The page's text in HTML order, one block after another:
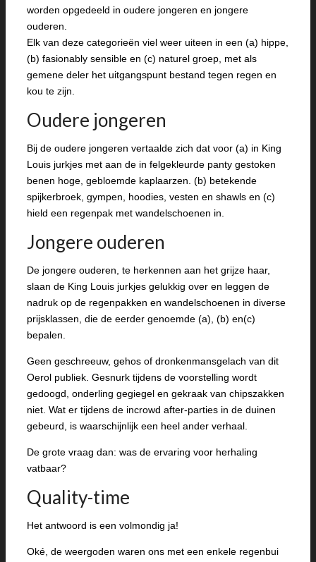
worden opgedeeld in oudere jongeren en jongere
ouderen.
Elk van deze categorieën viel weer uiteen in een (a) hippe,
(b) fasionably sensible en (c) naturel groep, met als
gemene deler het uitgangspunt bestand tegen regen en
kou te zijn.
Oudere jongeren
Bij de oudere jongeren vertaalde zich dat voor (a) in King
Louis jurkjes met aan de in felgekleurde panty gestoken
benen hoge, gebloemde kaplaarzen. (b) betekende
spijkerbroek, gympen, hoodies, vesten en shawls en (c)
hield een regenpak met wandelschoenen in.
Jongere ouderen
De jongere ouderen, te herkennen aan het grijze haar,
slaan de King Louis jurkjes gelukkig over en leggen de
nadruk op de regenpakken en wandelschoenen in diverse
prijsklassen, die de eerder genoemde (a), (b) en(c)
bepalen.
Geen geschreeuw, gehos of dronkenmansgelach van dit
Oerol publiek. Gesnurk tijdens de voorstelling wordt
gedoogd, onderling gegiegel en gekraak van chipszakken
niet. Wat er tijdens de incrowd after-parties in de duinen
gebeurd, is waarschijnlijk een heel ander verhaal.
De grote vraag dan: was de ervaring voor herhaling
vatbaar?
Quality-time
Het antwoord is een volmondig ja!
Oké, de weergoden waren ons met een enkele regenbui